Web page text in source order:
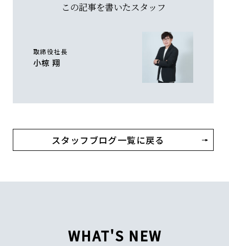
この記事を書いたスタッフ
取締役社長
小椋 翔
スタッフブログ一覧に戻る
WHAT'S NEW